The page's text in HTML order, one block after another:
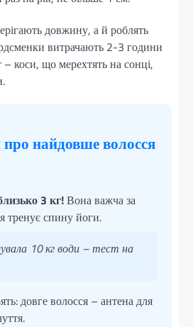
довжину, а й роблять
витрачають 2-3 години
– коси, що мерехтять на сонці,
найдовше волосся
3 кг!Вона важча за
тренує спину йоги.
10 кг води – тест на
довге волосся – антена для